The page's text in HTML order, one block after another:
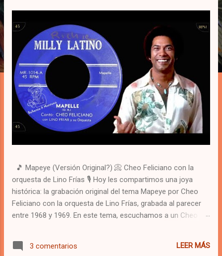
🎵 Mapeye (Versión Original?) 📀 Cheo Feliciano con la
orquesta de Lino Frías 🎙️ Hoy les compartimos una joya
histórica: la grabación original del tema Mapeye por Cheo
Feliciano con la orquesta de Lino Frías, grabada al parecer
entre 1968 y 1969. En este tema, escuchamos a un Cheo
perfección, salsa y mas salsa es lo que hay con esta
versión de Mapeye, que luego grabaría nuevamente en los
3 comentarios LEER MÁS